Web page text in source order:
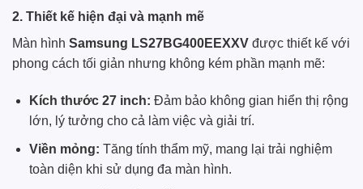
2. Thiết kế hiện đại và mạnh mẽ
Màn hình Samsung LS27BG400EEXXV được thiết kế với
phong cách tối giản nhưng không kém phần mạnh mẽ:
Kích thước 27 inch: Đảm bảo không gian hiển thị rộng
lớn, lý tưởng cho cả làm việc và giải trí.
Viền mỏng: Tăng tính thẩm mỹ, mang lại trải nghiệm
toàn diện khi sử dụng đa màn hình.